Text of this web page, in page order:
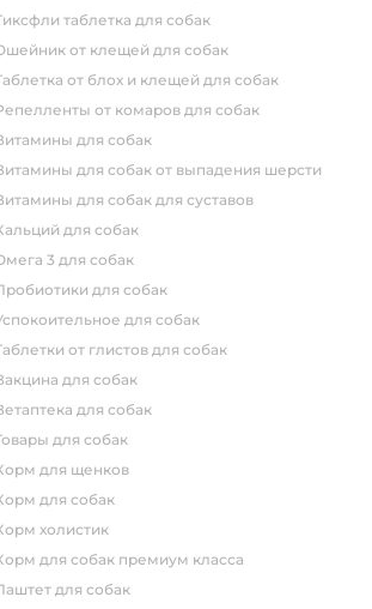
тиксфли таблетка для собак
ошейник от клещей для собак
таблетка от блох и клещей для собак
репелленты от комаров для собак
витамины для собак
витамины для собак от выпадения шерсти
витамины для собак для суставов
кальций для собак
омега 3 для собак
пробиотики для собак
успокоительное для собак
таблетки от глистов для собак
вакцина для собак
ветаптека для собак
товары для собак
корм для щенков
корм для собак
корм холистик
корм для собак премиум класса
паштет для собак